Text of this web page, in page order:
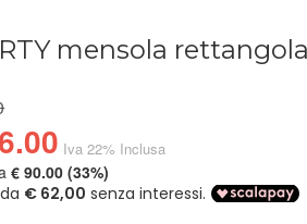
mensola
Iva 22% Inclusa
€ 90.00 (33%)